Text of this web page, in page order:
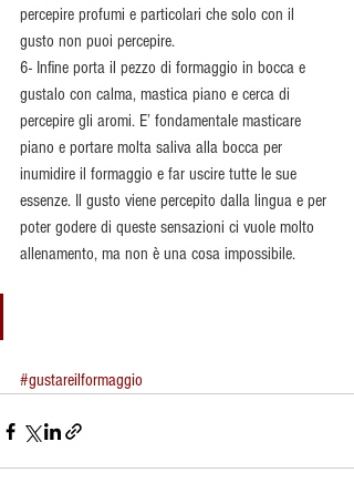
percepire profumi e particolari che solo con il
gusto non puoi percepire.
6- Infine porta il pezzo di formaggio in bocca e
gustalo con calma, mastica piano e cerca di
percepire gli aromi. E’ fondamentale masticare
piano e portare molta saliva alla bocca per
inumidire il formaggio e far uscire tutte le sue
essenze. Il gusto viene percepito dalla lingua e per
poter godere di queste sensazioni ci vuole molto
allenamento, ma non è una cosa impossibile.
#gustareilformaggio